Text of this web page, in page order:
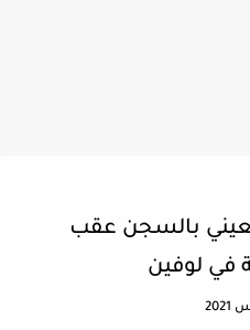
بالسجن عقب
في لوفين